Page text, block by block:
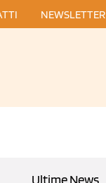
NEWSLETTER